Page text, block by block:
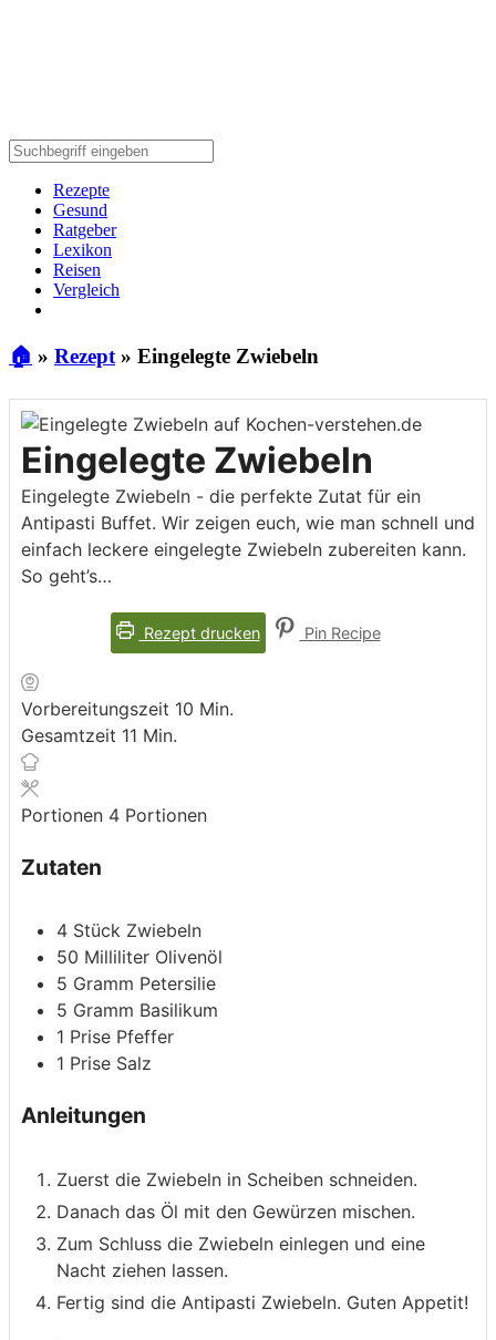
Rezepte
Gesund
Ratgeber
Lexikon
Reisen
Vergleich
🏠 » Rezept » Eingelegte Zwiebeln
Eingelegte Zwiebeln
Eingelegte Zwiebeln - die perfekte Zutat für ein
Antipasti Buffet. Wir zeigen euch, wie man schnell und
einfach leckere eingelegte Zwiebeln zubereiten kann.
So geht’s…
Rezept drucken Pin Recipe
Vorbereitungszeit 10 Minuten
Min.
Gesamtzeit 11 Minuten
Min.
Portionen 4 Portionen
Zutaten
4 Stück Zwiebeln
50 Milliliter Olivenöl
5 Gramm Petersilie
5 Gramm Basilikum
1 Prise Pfeffer
1 Prise Salz
Anleitungen
Zuerst die Zwiebeln in Scheiben schneiden.
Danach das Öl mit den Gewürzen mischen.
Zum Schluss die Zwiebeln einlegen und eine
Nacht ziehen lassen.
Fertig sind die Antipasti Zwiebeln. Guten Appetit!